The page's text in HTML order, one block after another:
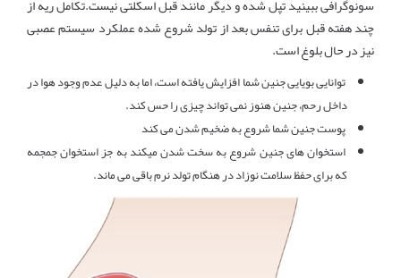
سونوگرافی ببینید تپل شده و دیگر مانند قبل اسکلتی نیست.تکامل ریه از
چند هفته قبل برای تنفس بعد از تولد شروع شده عملکرد سیستم عصبی
نیز در حال بلوغ است.
توانایی بویایی جنین شما افزایش یافته است، اما به دلیل عدم وجود هوا در
داخل رحم، جنین هنوز نمی تواند چیزی را حس کند.
پوست جنین شما شروع به ضخیم شدن می کند
استخوان های جنین شروع به سخت شدن میکند به جز استخوان جمجمه
که برای حفظ سلامت نوزاد در هنگام تولد نرم باقی می ماند.